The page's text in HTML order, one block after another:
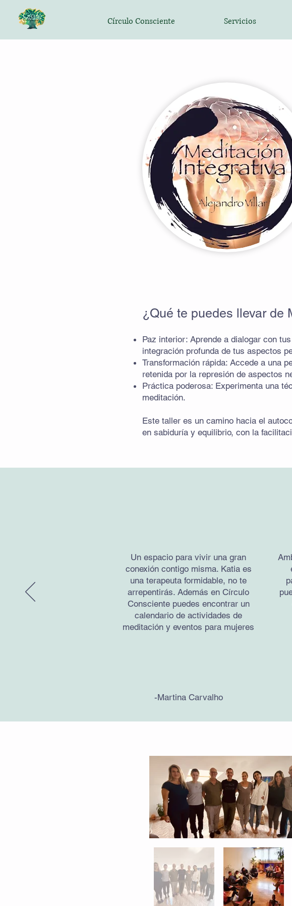
Círculo Consciente Servicios
¿Qué te puedes llevar de
Paz interior: Aprende a dialogar con
integración profunda de tus aspectos
Transformación rápida: Accede a una
retenida por la represión de aspectos
Práctica poderosa: Experimenta una
meditación.
Este taller es un camino hacia el
en sabiduría y equilibrio, con la
Un espacio para vivir una gran
conexión contigo misma. Katia es
una terapeuta formidable, no te
arrepentirás. Además en Círculo
Consciente puedes encontrar un
calendario de actividades de
meditación y eventos para mujeres
-Martina Carvalho